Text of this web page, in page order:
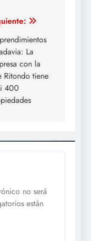
La
con la
Ritondo tiene
400
no será
están